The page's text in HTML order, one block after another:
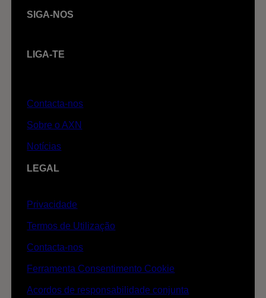
SIGA-NOS
LIGA-TE
Contacta-nos
Sobre o AXN
Notícias
LEGAL
Privacidade
Termos de Utilização
Contacta-nos
Ferramenta Consentimento Cookie
Acordos de responsabilidade conjunta